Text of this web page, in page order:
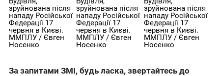
зруйнована після
нападу Російської
Федерації 17
червня в Києві.
ММПЛУ / Євген
Носенко
зруйнована після
нападу Російської
Федерації 17
червня в Києві.
ММПЛУ / Євген
Носенко
зруйнована після
нападу Російської
Федерації 17
червня в Києві.
ММПЛУ / Євген
Носенко
За запитами ЗМІ, будь ласка, звертайтесь до